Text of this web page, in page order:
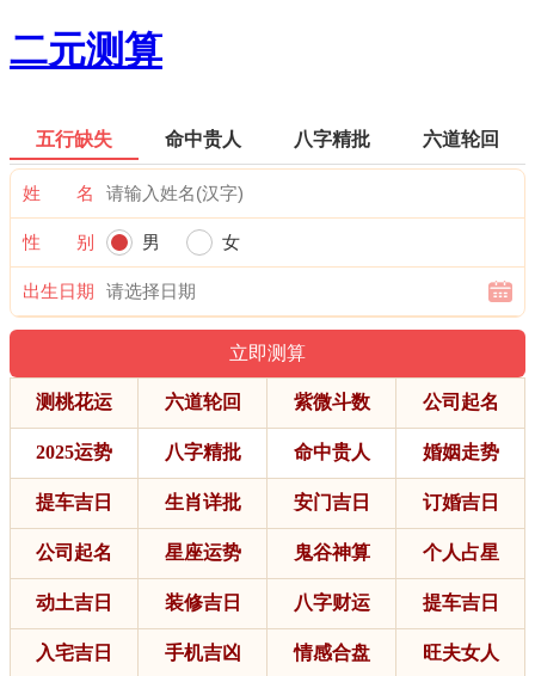
二元测算
五行缺失 命中贵人 八字精批 六道轮回
姓 名
性 别 男 女
出生日期
测桃花运 六道轮回 紫微斗数 公司起名
2025运势 八字精批 命中贵人 婚姻走势
提车吉日 生肖详批 安门吉日 订婚吉日
公司起名 星座运势 鬼谷神算 个人占星
动土吉日 装修吉日 八字财运 提车吉日
入宅吉日 手机吉凶 情感合盘 旺夫女人